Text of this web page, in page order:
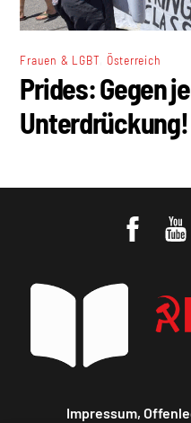
Frauen & LGBT Österreich
Prides: Gegen
Unterdrückung!
Impressum,